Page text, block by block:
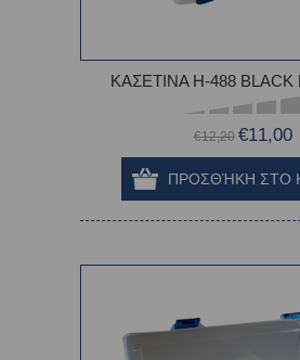
ΚΑΣΕΤΙΝΑ H-488 BLACK
€12,20 €11,00